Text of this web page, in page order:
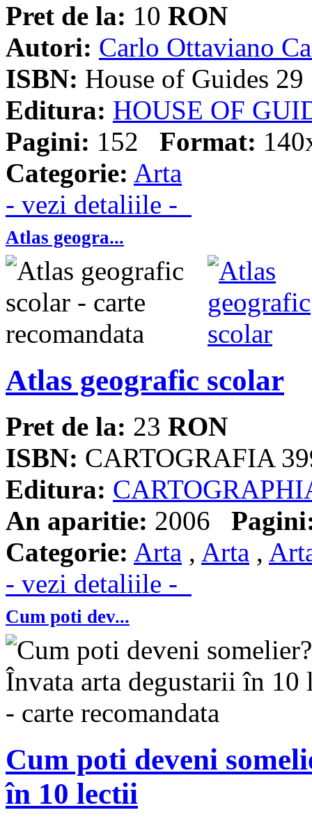
Pret de la: 10 RON
Autori: Carlo Ottaviano
ISBN: House of Guides 29
Editura: HOUSE OF
Pagini: 152 Format:
Categorie: Arta
- vezi detaliile -
Atlas geogra...
Atlas geografic scolar
Pret de la: 23 RON
ISBN: CARTOGRAFIA
Editura:
An aparitie: 2006
Categorie: Arta , Arta ,
- vezi detaliile -
Cum poti dev...
Cum poti deveni
în 10 lectii